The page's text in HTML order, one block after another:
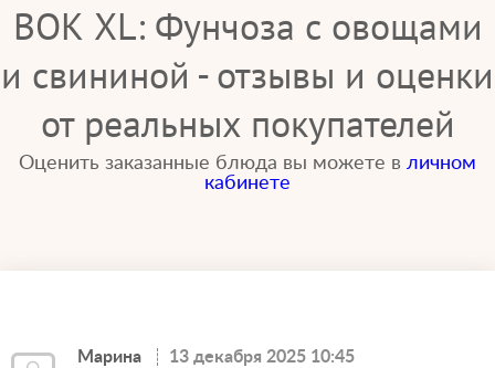
ВОК XL: Фунчоза с овощами
и свининой - отзывы и оценки
от реальных покупателей
Оценить заказанные блюда вы можете в личном
кабинете
Марина 13 декабря 2025 10:45